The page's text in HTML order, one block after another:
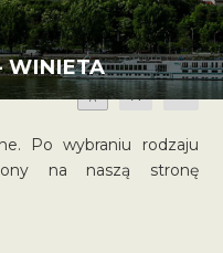
WINIETA
A A A
Po wybraniu rodzaju
na naszą stronę